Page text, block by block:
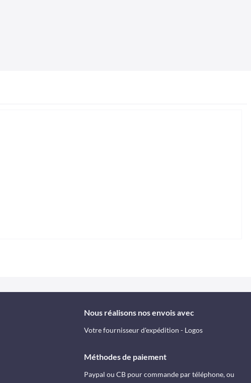
Nous réalisons nos envois avec
Votre fournisseur d'expédition - Logos
Méthodes de paiement
Paypal ou CB pour commande par téléphone, ou